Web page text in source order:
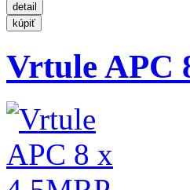
Vrtule APC